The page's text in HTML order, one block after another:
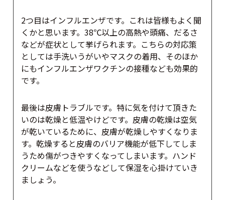
2つ目はインフルエンザです。これは皆様もよく聞
くかと思います。38℃以上の高熱や頭痛、だるさ
などが症状として挙げられます。こちらの対応策
としては手洗いうがいやマスクの着用、そのほか
にもインフルエンザワクチンの接種なども効果的
です。
最後は皮膚トラブルです。特に気を付けて頂きた
いのは乾燥と低温やけどです。皮膚の乾燥は空気
が乾いているために、皮膚が乾燥しやすくなりま
す。乾燥すると皮膚のバリア機能が低下してしま
うため傷がつきやすくなってしまいます。ハンド
クリームなどを使うなどして保湿を心掛けていき
ましょう。